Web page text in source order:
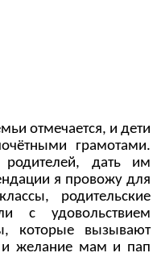
отмечается, и дети
грамотами.
родителей, дать им
я провожу для
родительские
с удовольствием
которые вызывают
желание мам и пап